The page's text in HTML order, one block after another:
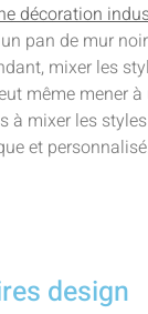
décoration
pan de mur
mixer les
même mener
à mixer les
et
design